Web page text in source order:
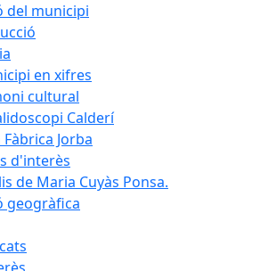
del municipi
en xifres
cultural
Calderí
Fàbrica Jorba
d'interès
de Maria Cuyàs Ponsa.
geogràfica